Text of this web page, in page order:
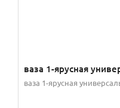
ваза 1-ярусная
ваза 1-ярусная